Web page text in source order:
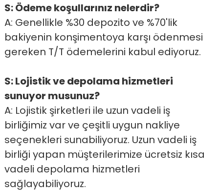
S: Ödeme koşullarınız nelerdir?
A: Genellikle %30 depozito ve %70'lik
bakiyenin konşimentoya karşı ödenmesi
gereken T/T ödemelerini kabul ediyoruz.
S: Lojistik ve depolama hizmetleri
sunuyor musunuz?
A: Lojistik şirketleri ile uzun vadeli iş
birliğimiz var ve çeşitli uygun nakliye
seçenekleri sunabiliyoruz. Uzun vadeli iş
birliği yapan müşterilerimize ücretsiz kısa
vadeli depolama hizmetleri
sağlayabiliyoruz.